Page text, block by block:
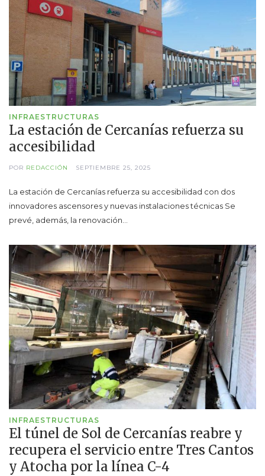
INFRAESTRUCTURAS
La estación de Cercanías refuerza su
accesibilidad
POR REDACCIÓN SEPTIEMBRE 25, 2025
La estación de Cercanías refuerza su accesibilidad con dos
innovadores ascensores y nuevas instalaciones técnicas Se
prevé, además, la renovación…
INFRAESTRUCTURAS
El túnel de Sol de Cercanías reabre y
recupera el servicio entre Tres Cantos
y Atocha por la línea C-4